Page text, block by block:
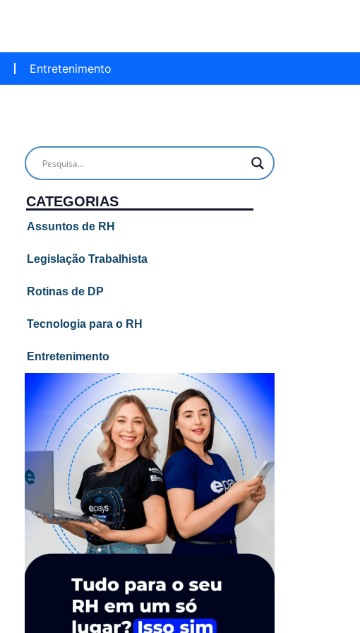
Entretenimento
CATEGORIAS
Assuntos de RH
Legislação Trabalhista
Rotinas de DP
Tecnologia para o RH
Entretenimento